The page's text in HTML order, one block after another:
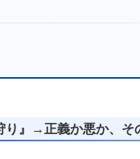
り』→正義か悪か、そ